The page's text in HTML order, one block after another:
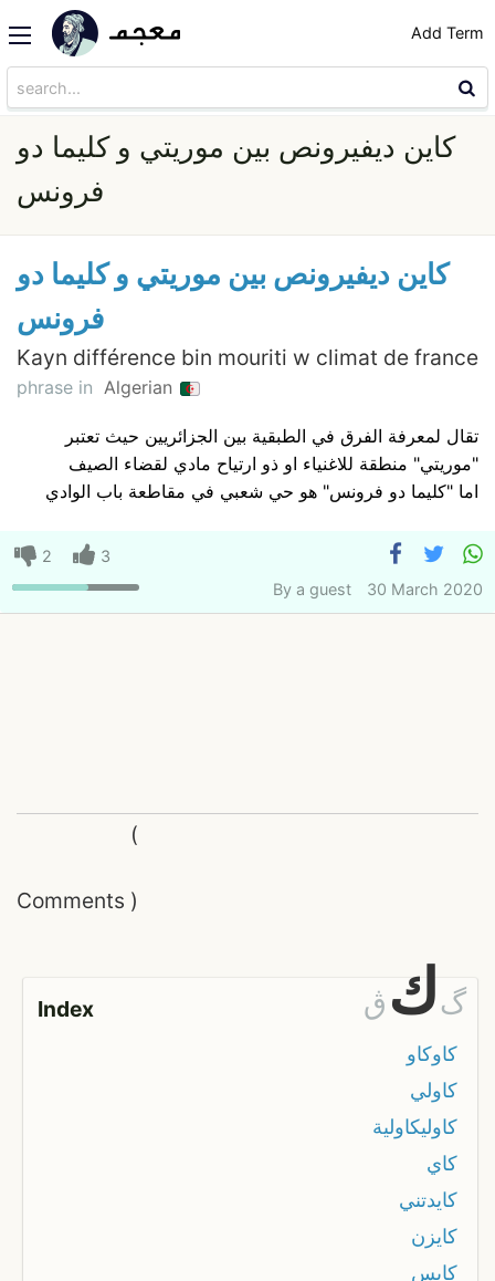
Add Term
كاين ديفيرونص بين موريتي و كليما دو
فرونس
كاين ديفيرونص بين موريتي و كليما دو
فرونس
Kayn différence bin mouriti w climat de france
phrase in Algerian
تقال لمعرفة الفرق في الطبقية بين الجزائريين حيث تعتبر
"موريتي" منطقة للاغنياء او ذو ارتياح مادي لقضاء الصيف
اما "كليما دو فرونس" هو حي شعبي في مقاطعة باب الوادي
2
3
By a guest 30 March 2020
Comments
(
)
Index ڨ كگ
كاوكاو
كاولي
كاوليكاولية
كاي
كايدتني
كايزن
كايس